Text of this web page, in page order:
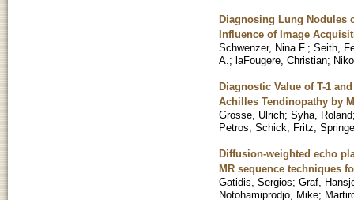
Diagnosing Lung Nodules
Influence of Image
Schwenzer, Nina F. ; Seith,
A. ; laFougere, Christian;
Diagnostic Value of T-1
Achilles Tendinopathy by
Grosse, Ulrich; Syha, Roland
Petros; Schick, Fritz;
Diffusion-weighted echo
MR sequence techniques
Gatidis, Sergios; Graf,
Notohamiprodjo, Mike;